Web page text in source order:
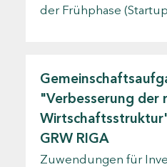
der Frühphase
"Verbesserung der
GRW RIGA
Zuwendungen für